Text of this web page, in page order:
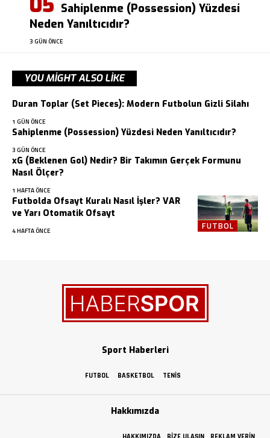
Sahiplenme (Possession) Yüzdesi
Neden Yanıltıcıdır?
3 GÜN ÖNCE
YOU MIGHT ALSO LIKE
Duran Toplar (Set Pieces): Modern Futbolun Gizli Silahı
1 GÜN ÖNCE
Sahiplenme (Possession) Yüzdesi Neden Yanıltıcıdır?
3 GÜN ÖNCE
xG (Beklenen Gol) Nedir? Bir Takımın Gerçek Formunu
Nasıl Ölçer?
1 HAFTA ÖNCE
FUTBOL
Futbolda Ofsayt Kuralı Nasıl İşler? VAR
ve Yarı Otomatik Ofsayt
4 HAFTA ÖNCE
Sport Haberleri
FUTBOL BASKETBOL TENIS
Hakkımızda